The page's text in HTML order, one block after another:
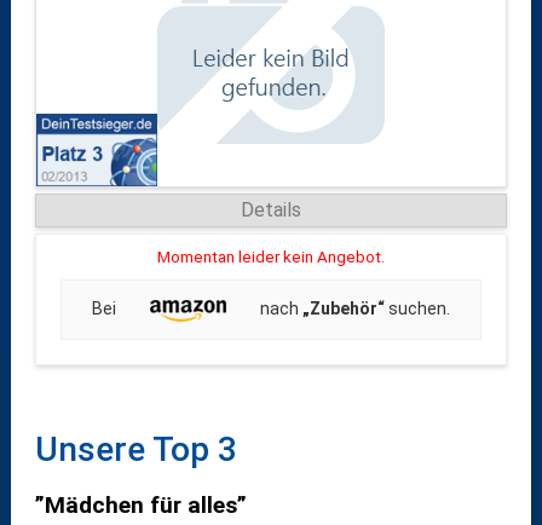
Details
Momentan leider kein Angebot.
Bei nach „Zubehör“suchen.
Unsere Top 3
”Mädchen für alles”